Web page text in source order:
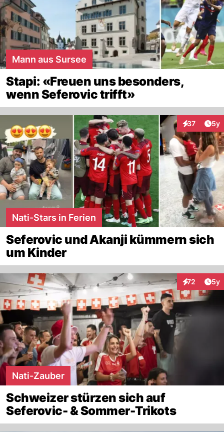
Mann aus Sursee
Stapi: «Freuen uns besonders,
wenn Seferovic trifft»
37
Interaktionen
5y
Nati-Stars in Ferien
Seferovic und Akanji kümmern sich
um Kinder
72
Interaktionen
5y
Nati-Zauber
Schweizer stürzen sich auf
Seferovic- & Sommer-Trikots